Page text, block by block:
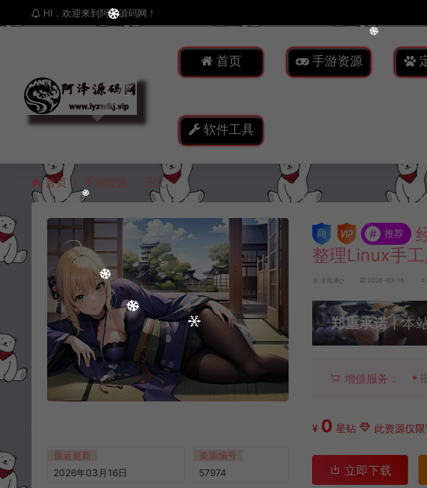
HI，欢迎来到阿泽源码网！
首页 手游资源
软件工具
首页 手游资源 正文
最近更新
2026年03月16日
资源编号
57974
# 推荐
整理Linux手
冷雨泽ღ 2026-03-16
郑重承诺丨本
增值服务：
¥ 0 星钻 此资源仅
立即下载